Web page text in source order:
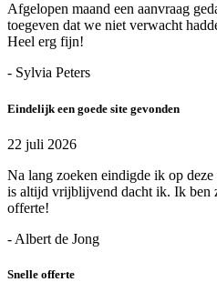
Afgelopen maand een aanvraag
toegeven dat we niet verwacht
Heel erg fijn!
- Sylvia Peters
Eindelijk een goede site gevonden
22 juli 2026
Na lang zoeken eindigde ik op
is altijd vrijblijvend dacht ik. Ik ben
offerte!
- Albert de Jong
Snelle offerte